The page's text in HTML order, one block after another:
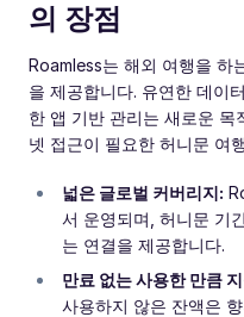
의 장점
Roamless는 해외 여행을 하
을 제공합니다. 유연한 데이
한 앱 기반 관리는 새로운 목
넷 접근이 필요한 허니문 여
넓은 글로벌 커버리지:
서 운영되며, 허니문 기
는 연결을 제공합니다.
만료 없는 사용한 만큼
사용하지 않은 잔액은